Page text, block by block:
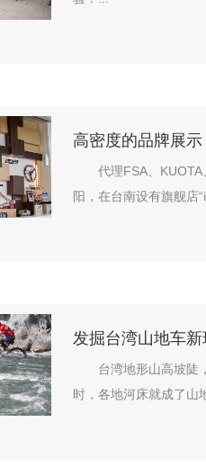
高密度的品牌展
代理FSA、
阳，在台南设有旗舰店
发掘台湾山地车
台湾地形山高坡陡
时，各地河床就成了山